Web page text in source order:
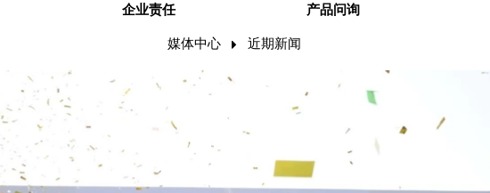
企业责任 产品问询
媒体中心 近期新闻